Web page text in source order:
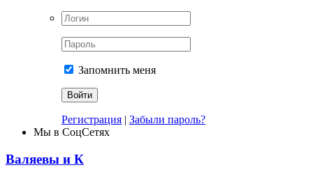
Запомнить меня
Регистрация | Забыли пароль?
Мы в СоцСетях
Валяевы и К